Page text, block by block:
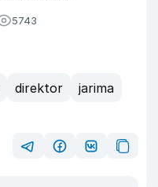
5743
direktor
jarima